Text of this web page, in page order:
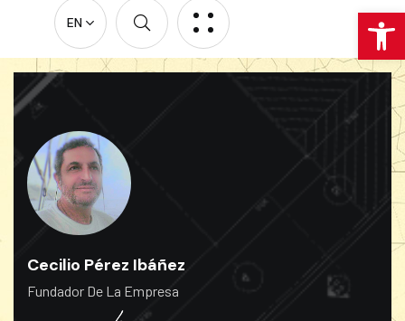
Abrir
EN
Cecilio Pérez Ibáñez
Fundador De La Empresa